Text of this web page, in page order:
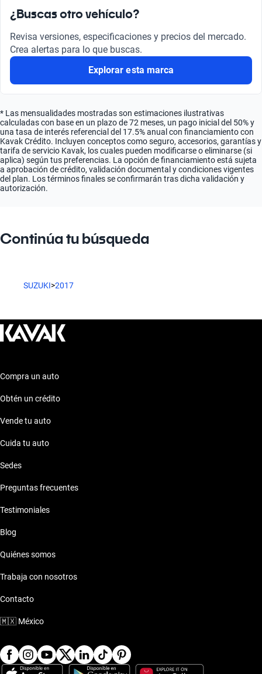
¿Buscas otro vehículo?
Revisa versiones, especificaciones y precios del mercado.
Crea alertas para lo que buscas.
Explorar esta marca
* Las mensualidades mostradas son estimaciones ilustrativas
calculadas con base en un plazo de 72 meses, un pago inicial del 50% y
una tasa de interés referencial del 17.5% anual con financiamiento con
Kavak Crédito. Incluyen conceptos como seguro, accesorios, garantías y
tarifa de servicio Kavak, los cuales pueden modificarse o eliminarse (si
aplica) según tus preferencias. La opción de financiamiento está sujeta
a aprobación de crédito, validación documental y condiciones vigentes
del plan. Los términos finales se confirmarán tras dicha validación y
autorización.
Continúa tu búsqueda
SUZUKI>2017
Compra un auto
Obtén un crédito
Vende tu auto
Cuida tu auto
Sedes
Preguntas frecuentes
Testimoniales
Blog
Quiénes somos
Trabaja con nosotros
Contacto
🇲🇽 México